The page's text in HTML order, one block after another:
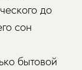
до
сон
бытовой